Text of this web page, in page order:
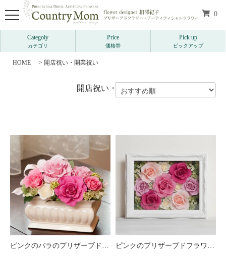
0
Categoly
カテゴリ
Price
価格帯
Pick up
ピックアップ
HOME > 開店祝い・開業祝い
開店祝い・開業祝い
ピンクのバラのプリザーブドフラワーアレンジメント メアリー（ピンク） ピンクのプリザーブドフラワー 壁掛け豪華なボックスフレームアレンジメント ヨーロピアン （ピンク） ※ギフトタイプ2